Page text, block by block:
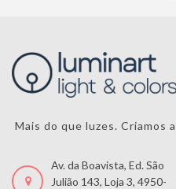
Mais do que luzes. Criamos
Av. da Boavista, Ed. São
Julião 143, Loja 3, 4950-